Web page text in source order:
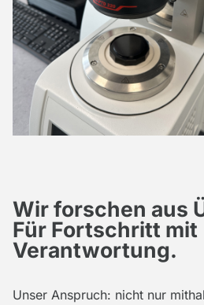
Wir forschen aus
Für Fortschritt mit
Verantwortung.
Unser Anspruch: nicht nur